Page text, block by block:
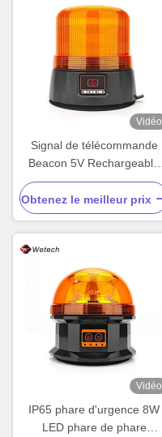
Vidéo
Signal de télécommande
Beacon 5V Rechargeable
LED Beacon personnalisé
Obtenez le meilleur prix
Vidéo
IP65 phare d'urgence 8W
LED phare de phare